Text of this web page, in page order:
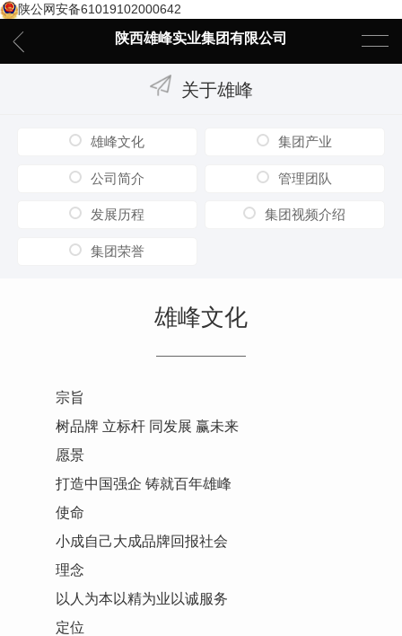
陕公网安备61019102000642
陕西雄峰实业集团有限公司
关于雄峰
雄峰文化 集团产业
公司简介 管理团队
发展历程 集团视频介绍
集团荣誉
雄峰文化
宗旨
树品牌 立标杆 同发展 赢未来
愿景
打造中国强企 铸就百年雄峰
使命
小成自己大成品牌回报社会
理念
以人为本以精为业以诚服务
定位